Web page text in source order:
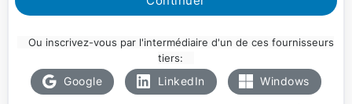
Ou inscrivez-vous par l'intermédiaire d'un de ces fournisseurs
tiers:
Google LinkedIn Windows